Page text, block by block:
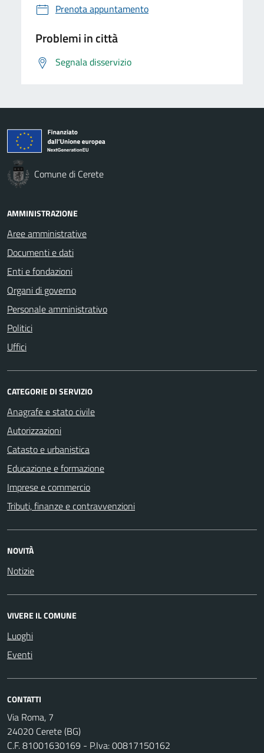
Prenota appuntamento
Problemi in città
Segnala disservizio
Comune di Cerete
AMMINISTRAZIONE
Aree amministrative
Documenti e dati
Enti e fondazioni
Organi di governo
Personale amministrativo
Politici
Uffici
CATEGORIE DI SERVIZIO
Anagrafe e stato civile
Autorizzazioni
Catasto e urbanistica
Educazione e formazione
Imprese e commercio
Tributi, finanze e contravvenzioni
NOVITÀ
Notizie
VIVERE IL COMUNE
Luoghi
Eventi
CONTATTI
Via Roma, 7
24020 Cerete (BG)
C.F. 81001630169 - P.Iva: 00817150162